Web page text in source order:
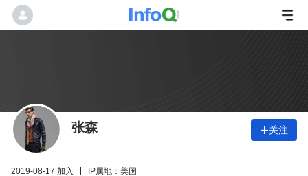
张森 关注
2019-08-17 加入
IP属地：美国